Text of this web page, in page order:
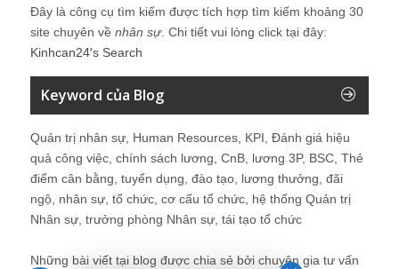
Đây là công cụ tìm kiếm được tích hợp tìm kiếm khoảng 30
site chuyên về nhân sự. Chi tiết vui lòng click tại đây:
Kinhcan24′s Search
Keyword của Blog
Quản trị nhân sự, Human Resources, KPI, Đánh giá hiệu
quả công việc, chính sách lương, CnB, lương 3P, BSC, Thẻ
điểm cân bằng, tuyển dụng, đào tạo, lương thưởng, đãi
ngộ, nhân sự, tổ chức, cơ cấu tổ chức, hệ thống Quản trị
Nhân sự, trưởng phòng Nhân sự, tái tạo tổ chức
Những bài viết tại blog được chia sẻ bởi chuyên gia tư vấn